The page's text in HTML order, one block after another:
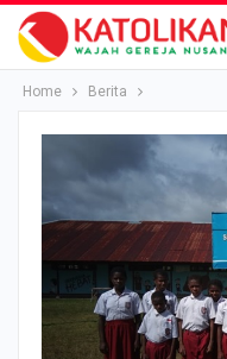
Home Berita